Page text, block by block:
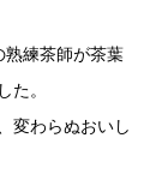
熟練茶師が茶葉
た。
変わらぬおいし